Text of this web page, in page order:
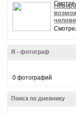
Я - фотограф
0 фотографий
Поиск по дневнику